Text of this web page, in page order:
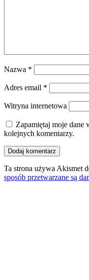
Nazwa *
Adres email *
Witryna internetowa
Zapamiętaj moje dane
kolejnych komentarzy.
Ta strona używa Akismet
sposób przetwarzane są